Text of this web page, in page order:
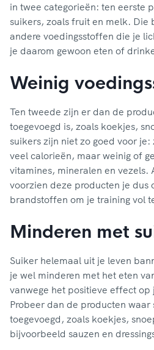
in twee categorieën: ten eerste
suikers, zoals fruit en melk. Die
andere voedingsstoffen die je
je daarom gewoon eten of
Weinig
Ten tweede zijn er dan de
toegevoegd is, zoals koekjes,
suikers zijn niet zo goed voor
veel calorieën, maar weinig of
vitamines, mineralen en vezels.
voorzien deze producten je dus
brandstoffen om je training vol
Minderen met
Suiker helemaal uit je leven
je wel minderen met het eten
vanwege het positieve effect op
Probeer dan de producten waar
toegevoegd, zoals koekjes,
bijvoorbeeld sauzen en